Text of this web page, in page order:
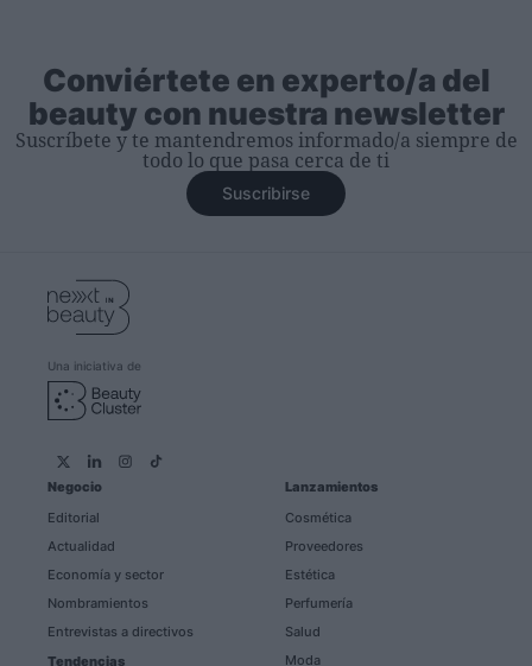
Conviértete en experto/a del
beauty con nuestra newsletter
Suscríbete y te mantendremos informado/a siempre de
todo lo que pasa cerca de ti
Suscribirse
Una iniciativa de
Negocio
Editorial
Actualidad
Economía y sector
Nombramientos
Entrevistas a directivos
Tendencias
Lanzamientos
Cosmética
Proveedores
Estética
Perfumería
Salud
Moda